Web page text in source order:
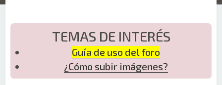
TEMAS DE INTERÉS
Guía de uso del foro
¿Cómo subir imágenes?